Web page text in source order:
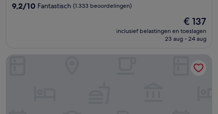
9.2
9,2/10 Fantastisch (1.333 beoordelingen)
De
prijs
is
€ 137
inclusief belastingen en toeslagen
23 aug - 24 aug